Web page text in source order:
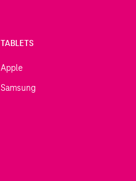
TABLETS
Apple
Samsung